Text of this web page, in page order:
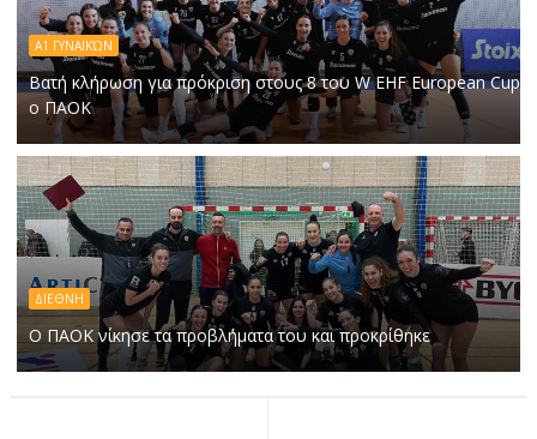
Α1 ΓΥΝΑΙΚΏΝ
Βατή κλήρωση για πρόκριση στους 8 του W EHF European Cup
ο ΠΑΟΚ
ΔΙΕΘΝΗ
Ο ΠΑΟΚ νίκησε τα προβλήματα του και προκρίθηκε